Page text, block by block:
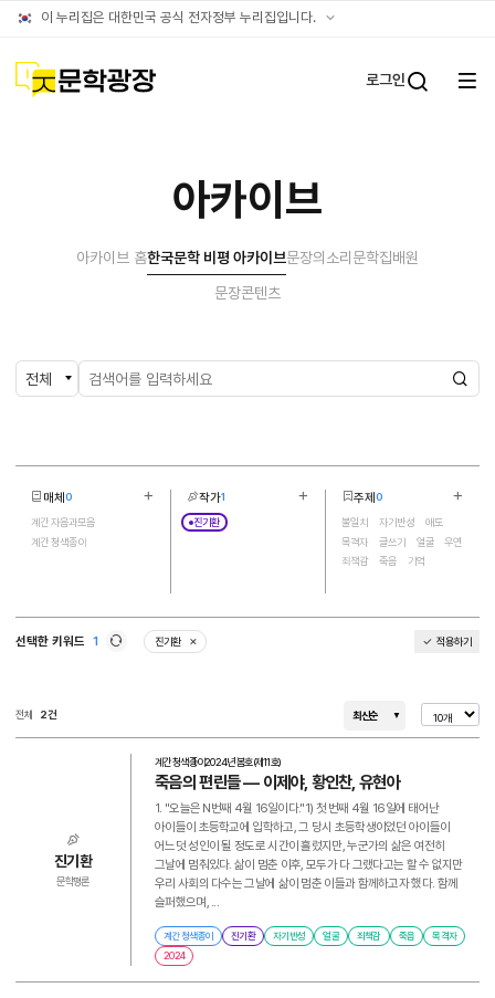
이 누리집은 대한민국 공식 전자정부 누리집입니다. 공식
문학광장 로그인
전체
아카이브
아카이브 홈한국문학 비평 아카이브문장의소리 문학집배원
문장콘텐츠
매체0
계간 자음과모음
계간 청색종이
작가1
진기환
주제0
불일치 자기반성
애도
목격자
글쓰기 얼굴
우연
죄책감
죽음 기억
선택한 키워드 1
진기환
삭제
적용하기
전체 2건 최신순
진기환
문학평론
계간 청색종이2024년 봄호(제11호)
죽음의 편린들 ― 이제야, 황인찬, 유현아
1. "오늘은 N번째 4월 16일이다."1) 첫 번째 4월 16일에 태어난
아이들이 초등학교에 입학하고, 그 당시 초등학생이었던 아이들이
어느덧 성인이 될 정도로 시간이 흘렀지만, 누군가의 삶은 여전히
그날에 멈춰있다. 삶이 멈춘 이후, 모두가 다 그랬다고는 할 수 없지만
우리 사회의 다수는 그날에 삶이 멈춘 이들과 함께하고자 했다. 함께
슬퍼했으며, ...
계간 청색종이 진기환 자기반성 얼굴 죄책감 죽음
목격자
2024